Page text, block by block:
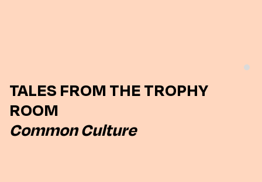
TALES FROM THE TROPHY
ROOM
Common Culture